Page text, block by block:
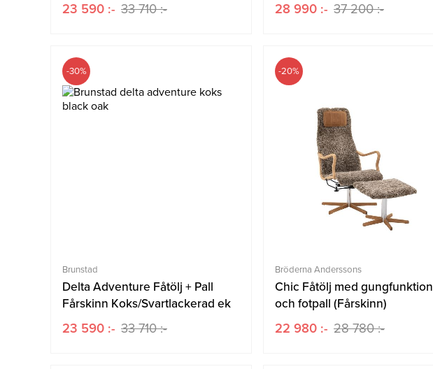
23 590 :- 33 710 :- 28 990 :- 37 200 :-
-30%
Brunstad
Delta Adventure Fåtölj + Pall
Fårskinn Koks/Svartlackerad ek
23 590 :- 33 710 :-
-20%
Bröderna Anderssons
Chic Fåtölj med gungfunktion
och fotpall (Fårskinn)
22 980 :- 28 780 :-